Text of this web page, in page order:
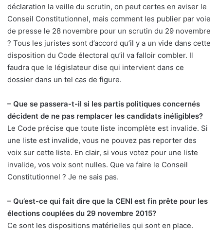
déclaration la veille du scrutin, on peut certes en aviser le
Conseil Constitutionnel, mais comment les publier par voie
de presse le 28 novembre pour un scrutin du 29 novembre
? Tous les juristes sont d’accord qu’il y a un vide dans cette
disposition du Code électoral qu’il va falloir combler. Il
faudra que le législateur dise qui intervient dans ce
dossier dans un tel cas de figure.
– Que se passera-t-il si les partis politiques concernés
décident de ne pas remplacer les candidats inéligibles?
Le Code précise que toute liste incomplète est invalide. Si
une liste est invalide, vous ne pouvez pas reporter des
voix sur cette liste. En clair, si vous votez pour une liste
invalide, vos voix sont nulles. Que va faire le Conseil
Constitutionnel ? Je ne sais pas.
– Qu’est-ce qui fait dire que la CENI est fin prête pour les
élections couplées du 29 novembre 2015?
Ce sont les dispositions matérielles qui sont en place.